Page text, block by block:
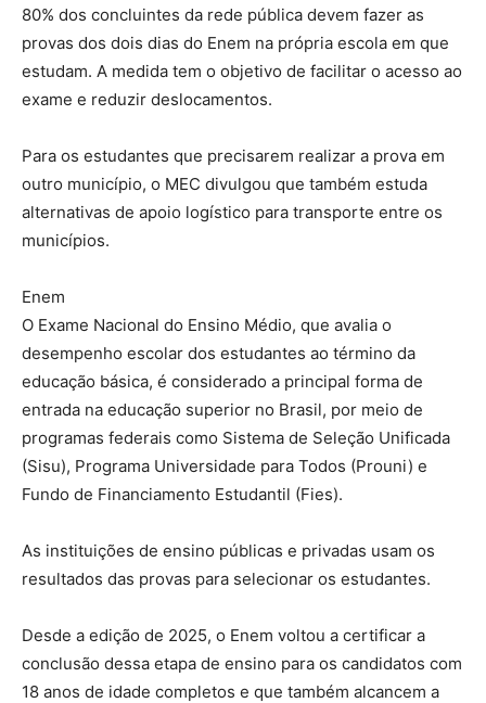
80% dos concluintes da rede pública devem fazer as
provas dos dois dias do Enem na própria escola em que
estudam. A medida tem o objetivo de facilitar o acesso ao
exame e reduzir deslocamentos.
Para os estudantes que precisarem realizar a prova em
outro município, o MEC divulgou que também estuda
alternativas de apoio logístico para transporte entre os
municípios.
Enem
O Exame Nacional do Ensino Médio, que avalia o
desempenho escolar dos estudantes ao término da
educação básica, é considerado a principal forma de
entrada na educação superior no Brasil, por meio de
programas federais como Sistema de Seleção Unificada
(Sisu), Programa Universidade para Todos (Prouni) e
Fundo de Financiamento Estudantil (Fies).
As instituições de ensino públicas e privadas usam os
resultados das provas para selecionar os estudantes.
Desde a edição de 2025, o Enem voltou a certificar a
conclusão dessa etapa de ensino para os candidatos com
18 anos de idade completos e que também alcancem a